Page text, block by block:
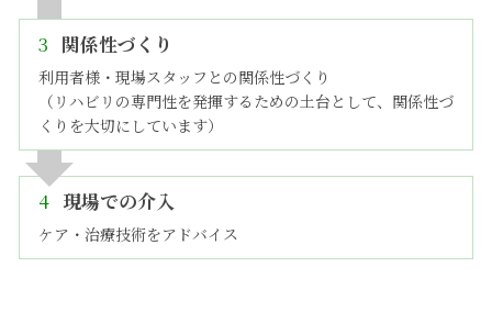
3 関係性づくり
利用者様・現場スタッフとの関係性づくり
（リハビリの専門性を発揮するための土台として、関係性づ
くりを大切にしています）
4 現場での介入
ケア・治療技術をアドバイス